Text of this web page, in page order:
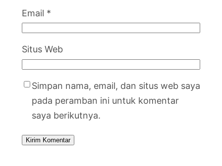
Email *
Situs Web
Simpan nama, email, dan situs web saya
pada peramban ini untuk komentar
saya berikutnya.